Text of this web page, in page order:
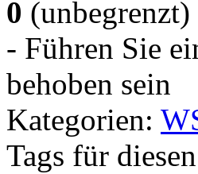
0 (unbegrenzt)
- Führen Sie
behoben sein
Kategorien:
Tags für